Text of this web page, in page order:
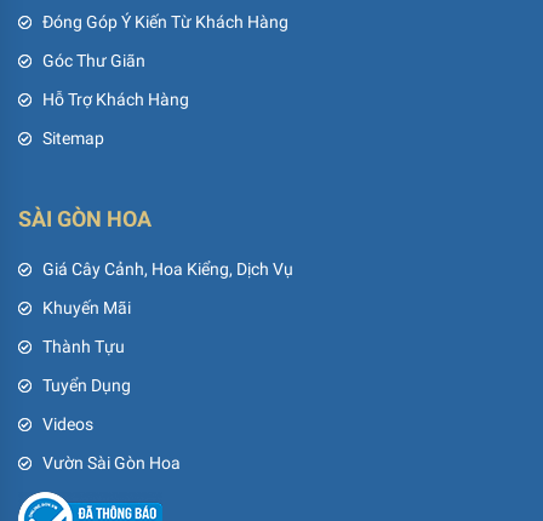
Đóng Góp Ý Kiến Từ Khách Hàng
Góc Thư Giãn
Hỗ Trợ Khách Hàng
Sitemap
SÀI GÒN HOA
Giá Cây Cảnh, Hoa Kiểng, Dịch Vụ
Khuyến Mãi
Thành Tựu
Tuyển Dụng
Videos
Vườn Sài Gòn Hoa